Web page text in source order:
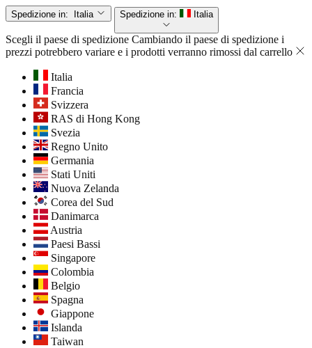
Spedizione in: Italia Spedizione in: Italia
Scegli il paese di spedizione Cambiando il paese di spedizione i
prezzi potrebbero variare e i prodotti verranno rimossi dal carrello
Italia
Francia
Svizzera
RAS di Hong Kong
Svezia
Regno Unito
Germania
Stati Uniti
Nuova Zelanda
Corea del Sud
Danimarca
Austria
Paesi Bassi
Singapore
Colombia
Belgio
Spagna
Giappone
Islanda
Taiwan